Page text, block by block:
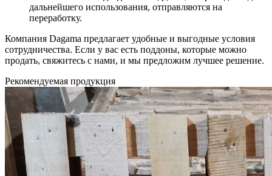
дальнейшего использования, отправляются на
переработку.
Компания Dagama предлагает удобные и выгодные условия
сотрудничества. Если у вас есть поддоны, которые можно
продать, свяжитесь с нами, и мы предложим лучшее решение.
Рекомендуемая продукция